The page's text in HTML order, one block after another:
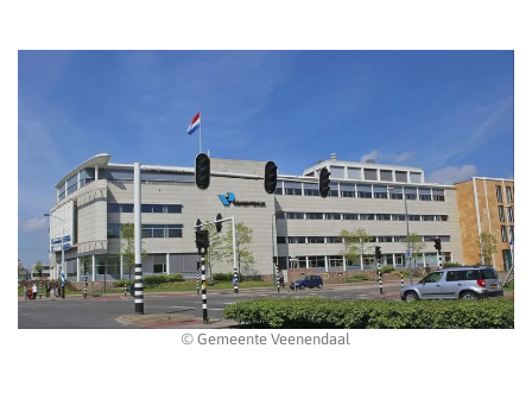
© Gemeente Veenendaal